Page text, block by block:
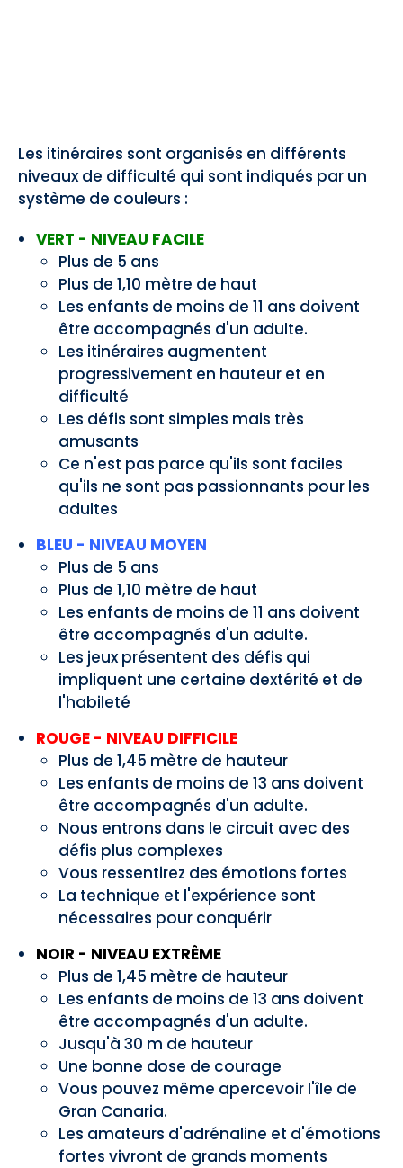
Les itinéraires sont organisés en différents
niveaux de difficulté qui sont indiqués par un
système de couleurs :
VERT - NIVEAU FACILE
Plus de 5 ans
Plus de 1,10 mètre de haut
Les enfants de moins de 11 ans doivent
être accompagnés d'un adulte.
Les itinéraires augmentent
progressivement en hauteur et en
difficulté
Les défis sont simples mais très
amusants
Ce n'est pas parce qu'ils sont faciles
qu'ils ne sont pas passionnants pour les
adultes
BLEU - NIVEAU MOYEN
Plus de 5 ans
Plus de 1,10 mètre de haut
Les enfants de moins de 11 ans doivent
être accompagnés d'un adulte.
Les jeux présentent des défis qui
impliquent une certaine dextérité et de
l'habileté
ROUGE - NIVEAU DIFFICILE
Plus de 1,45 mètre de hauteur
Les enfants de moins de 13 ans doivent
être accompagnés d'un adulte.
Nous entrons dans le circuit avec des
défis plus complexes
Vous ressentirez des émotions fortes
La technique et l'expérience sont
nécessaires pour conquérir
NOIR - NIVEAU EXTRÊME
Plus de 1,45 mètre de hauteur
Les enfants de moins de 13 ans doivent
être accompagnés d'un adulte.
Jusqu'à 30 m de hauteur
Une bonne dose de courage
Vous pouvez même apercevoir l'île de
Gran Canaria.
Les amateurs d'adrénaline et d'émotions
fortes vivront de grands moments